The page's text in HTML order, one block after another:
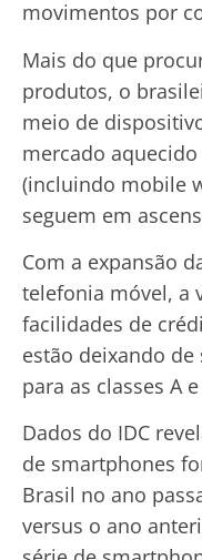
movimentos por
Mais do que
produtos, o
meio de
mercado
(incluindo mobile
seguem em
Com a expansão
telefonia móvel, a
facilidades de
estão deixando
para as classes A
Dados do IDC
de smartphones
Brasil no ano
versus o ano